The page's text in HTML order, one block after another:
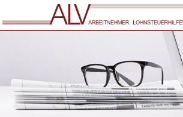
Corona: Infos zur Lage im Verein //
da!